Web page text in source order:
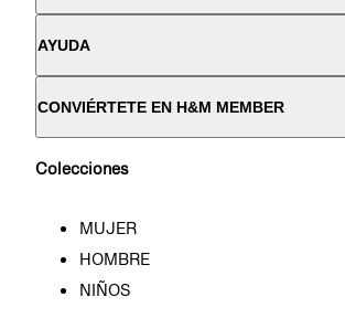
AYUDA
CONVIÉRTETE EN H&M MEMBER
Colecciones
MUJER
HOMBRE
NIÑOS